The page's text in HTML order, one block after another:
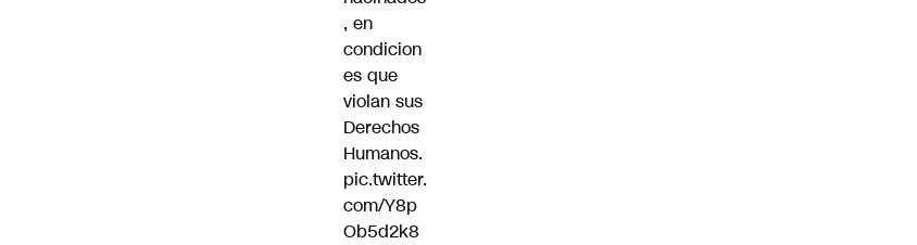
, en
condicion
es que
violan sus
Derechos
Humanos.
pic.twitter.
com/Y8p
Ob5d2k8